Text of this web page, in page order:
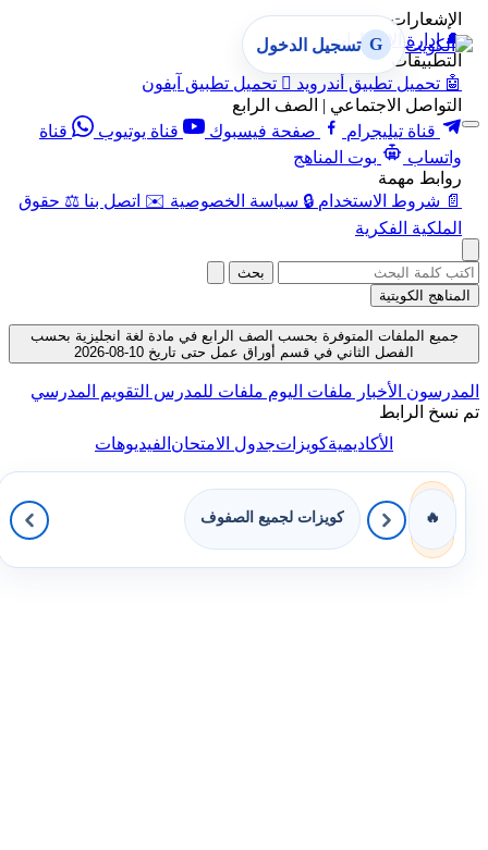
الإشعارات
🔔 إدارة الإشعارات
التطبيقات
🤖 تحميل تطبيق أندرويد  تحميل تطبيق آيفون
التواصل الاجتماعي | الصف الرابع
قناة تيليجرام
صفحة فيسبوك قناة يوتيوب
قناة
واتساب
بوت المناهج
روابط مهمة
📄 شروط الاستخدام 🔒 سياسة الخصوصية ✉️ اتصل بنا ⚖️ حقوق
الملكية الفكرية
G تسجيل الدخول
بحث
المناهج الكويتية
جميع الملفات المتوفرة بحسب الصف الرابع في مادة لغة انجليزية بحسب
الفصل الثاني في قسم أوراق عمل حتى تاريخ 10-08-2026
المدرسون الأخبار ملفات اليوم ملفات للمدرس التقويم المدرسي
تم نسخ الرابط
الأكاديميةكويزاتجدول الامتحانالفيديوهات
🔥 كويزات لجميع الصفوف